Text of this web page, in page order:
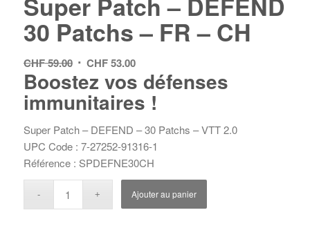
30 Patchs – FR – CH
CHF59.00 Le
prix
initial
était :
CHF 59.00.
CHF53.00Le
prix
actuel
est :
CHF 53.00.
Boostez vos défenses
immunitaires !
Super Patch – DEFEND – 30 Patchs – VTT 2.0
UPC Code : 7-27252-91316-1
Référence : SPDEFNE30CH
Ajouter au panier